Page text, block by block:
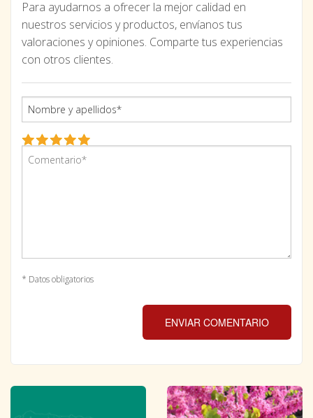
Para ayudarnos a ofrecer la mejor calidad en
nuestros servicios y productos, envíanos tus
valoraciones y opiniones. Comparte tus experiencias
con otros clientes.
* Datos obligatorios
ENVIAR COMENTARIO